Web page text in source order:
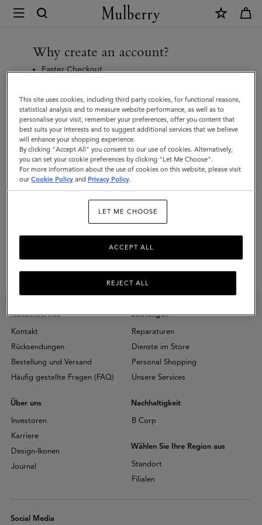
Konto
Mulberry
Why create an account?
Faster Checkout
Personalised recommendations
Aktivieren Sie Ihren Account
Geben Sie die E-Mail-Adresse ein, die Sie bei
Ihrer letzten Bestellung benutzt haben. Wir
schicken Ihnen im Anschluss eine E-Mail, mit
der Sie Ihren Mulberry Account einrichten
Kundenservice
Kontakt
Rücksendungen
Bestellung und Versand
Häufig gestellte Fragen (FAQ)
Leistungen
Reparaturen
Dienste im Store
Personal Shopping
Unsere Services
Über uns
Investoren
Karriere
Design-Ikonen
Journal
Nachhaltigkeit
B Corp
Wählen Sie Ihre Region aus
Standort
Filialen
Social Media
This site uses cookies, including third party cookies, for functional reasons,
statistical analysis and to measure website performance, as well as to
personalise your visit, remember your preferences, offer you content that
best suits your interests and to suggest additional services that we believe
will enhance your shopping experience.
By clicking "Accept All" you consent to our use of cookies. Alternatively,
you can set your cookie preferences by clicking "Let Me Choose".
For more information about the use of cookies on this website, please visit
ourCookie Policy and Privacy Policy.
LET ME CHOOSE
REJECT ALL
ACCEPT ALL